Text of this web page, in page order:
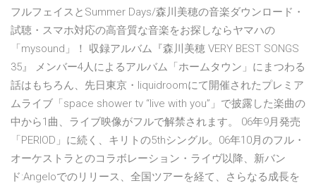
フルフェイスとSummer Days/森川美穂の音楽ダウンロード・
試聴・スマホ対応の高音質な音楽をお探しならヤマハの
「mysound」！ 収録アルバム『森川美穂 VERY BEST SONGS
35』 メンバー4人によるアルバム「ホームタウン」にまつわる
話はもちろん、先日東京・liquidroomにて開催されたプレミア
ムライブ「space shower tv “live with you”」で披露した楽曲の
中から1曲、ライブ映像がフルで解禁されます。 06年9月発売
「PERIOD」に続く、キリトの5thシングル。06年10月のフル・
オーケストラとのコラボレーション・ライヴ以降、新バン
ド:Angeloでのリリース、全国ツアーを経て、さらなる成長を